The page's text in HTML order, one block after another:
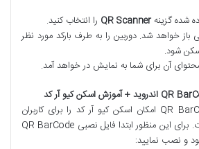
شده گزینه QR Scanner را انتخاب کنید.
باز خواهد شد. دوربین را به طرف بارکد مورد نظر
شود.
آن برای شما به نمایش در خواهد آمد.
QR اندروید+آموزش اسکن کیو آر کد
اپلیکیشن اندرویدی QR BarCode امکان اسکن کیو آر کد را برای کاربران
اندرویدی فراهم آورده است. برای این منظور ابتدا فایل نصبی QR BarCode
و نصب نمایید: